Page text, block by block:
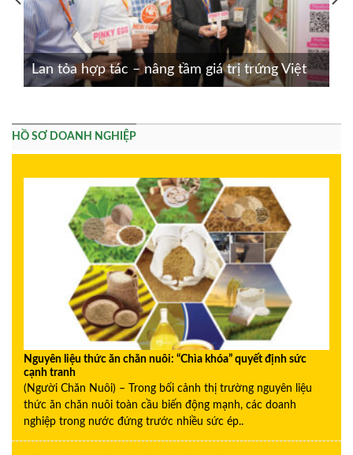
Lan tỏa hợp tác – nâng tầm giá trị trứng Việt
HỒ SƠ DOANH NGHIỆP
Nguyên liệu thức ăn chăn nuôi: “Chìa khóa” quyết định sức
cạnh tranh
(Người Chăn Nuôi) – Trong bối cảnh thị trường nguyên liệu
thức ăn chăn nuôi toàn cầu biến động mạnh, các doanh
nghiệp trong nước đứng trước nhiều sức ép..